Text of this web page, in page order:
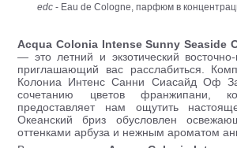
edc - Eau de Cologne, парфюм в
Acqua Colonia Intense Sunny Seaside
— это летний и экзотический
приглашающий вас расслабиться.
Колониа Интенс Санни Сиасайд Оф
сочетанию цветов франжипани,
предоставляет нам ощутить
Океанский бриз обусловлен
оттенками арбуза и нежным ароматом